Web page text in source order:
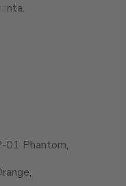
01 Phantom,